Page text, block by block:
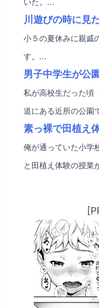
いた。...
川遊びの時に見
小５の夏休みに親戚
す。...
男子中学生が公
私が高校生だった頃
道にある近所の公園
素っ裸で田植え
俺が通っていた小学
と田植え体験の授業